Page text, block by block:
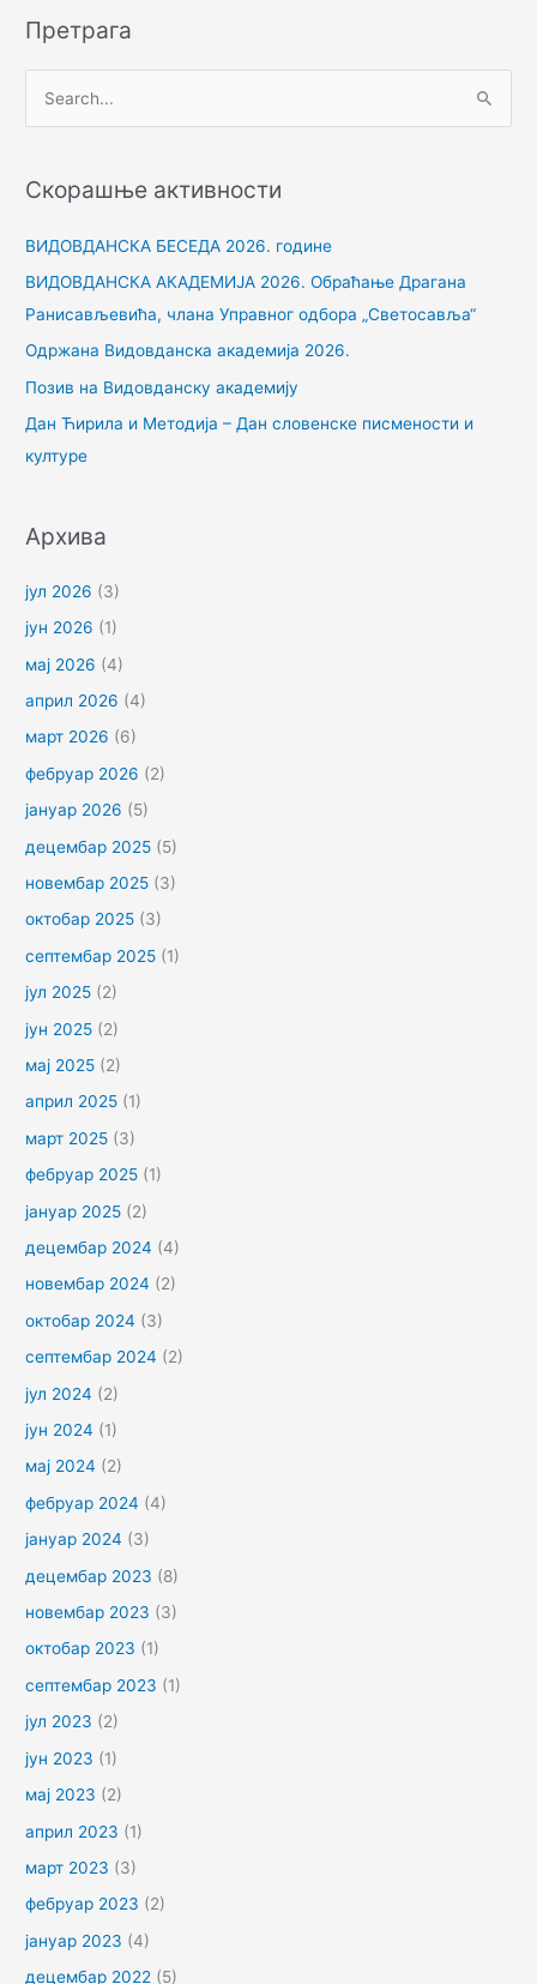
Претрага
т
з
а
:
Скорашње активности
ВИДОВДАНСКА БЕСЕДА 2026. године
ВИДОВДАНСКА АКАДЕМИЈА 2026. Обраћање Драгана
Ранисављевића, члана Управног одбора „Светосавља“
Одржана Видовданска академија 2026.
Позив на Видовданску академију
Дан Ћирила и Методија – Дан словенске писмености и
културе
Архива
јул 2026 (3)
јун 2026 (1)
мај 2026 (4)
април 2026 (4)
март 2026 (6)
фебруар 2026 (2)
јануар 2026 (5)
децембар 2025 (5)
новембар 2025 (3)
октобар 2025 (3)
септембар 2025 (1)
јул 2025 (2)
јун 2025 (2)
мај 2025 (2)
април 2025 (1)
март 2025 (3)
фебруар 2025 (1)
јануар 2025 (2)
децембар 2024 (4)
новембар 2024 (2)
октобар 2024 (3)
септембар 2024 (2)
јул 2024 (2)
јун 2024 (1)
мај 2024 (2)
фебруар 2024 (4)
јануар 2024 (3)
децембар 2023 (8)
новембар 2023 (3)
октобар 2023 (1)
септембар 2023 (1)
јул 2023 (2)
јун 2023 (1)
мај 2023 (2)
април 2023 (1)
март 2023 (3)
фебруар 2023 (2)
јануар 2023 (4)
децембар 2022 (5)